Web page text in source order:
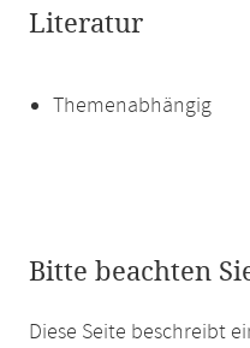
Literatur
Themenabhängig
Bitte beachten
Diese Seite beschreibt